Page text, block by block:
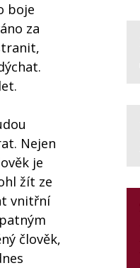
boje
za
Nejen
je
žít ze
vnitřní
člověk,